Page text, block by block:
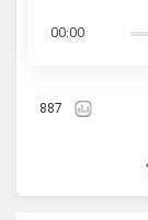
00:00
887